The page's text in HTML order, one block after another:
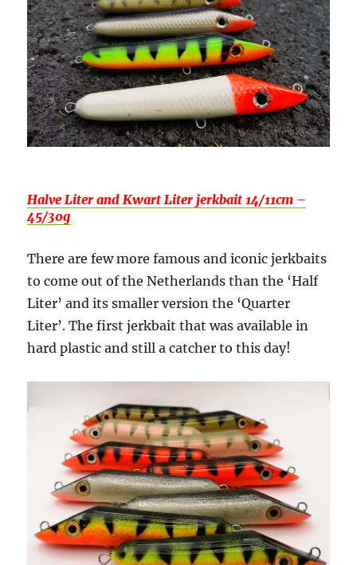
Halve Liter and Kwart Liter jerkbait 14/11cm –
45/30g
There are few more famous and iconic jerkbaits
to come out of the Netherlands than the ‘Half
Liter’ and its smaller version the ‘Quarter
Liter’. The first jerkbait that was available in
hard plastic and still a catcher to this day!